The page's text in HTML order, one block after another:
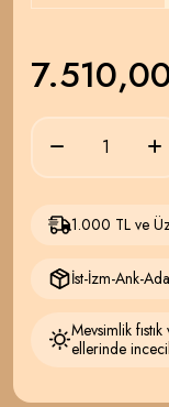
1.000 TL ve
İst-İzm-Ank-
Mevsimlik
ellerinde